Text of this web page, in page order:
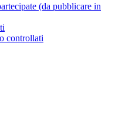
(da pubblicare in
controllati